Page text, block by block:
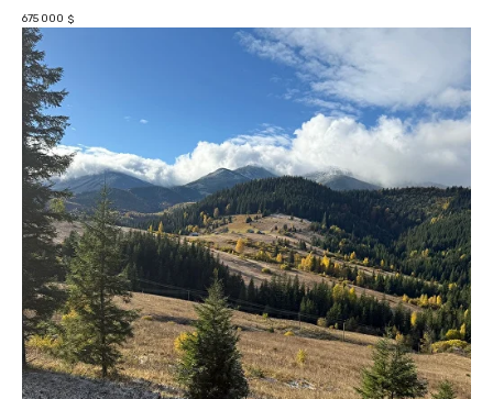
675 000 $